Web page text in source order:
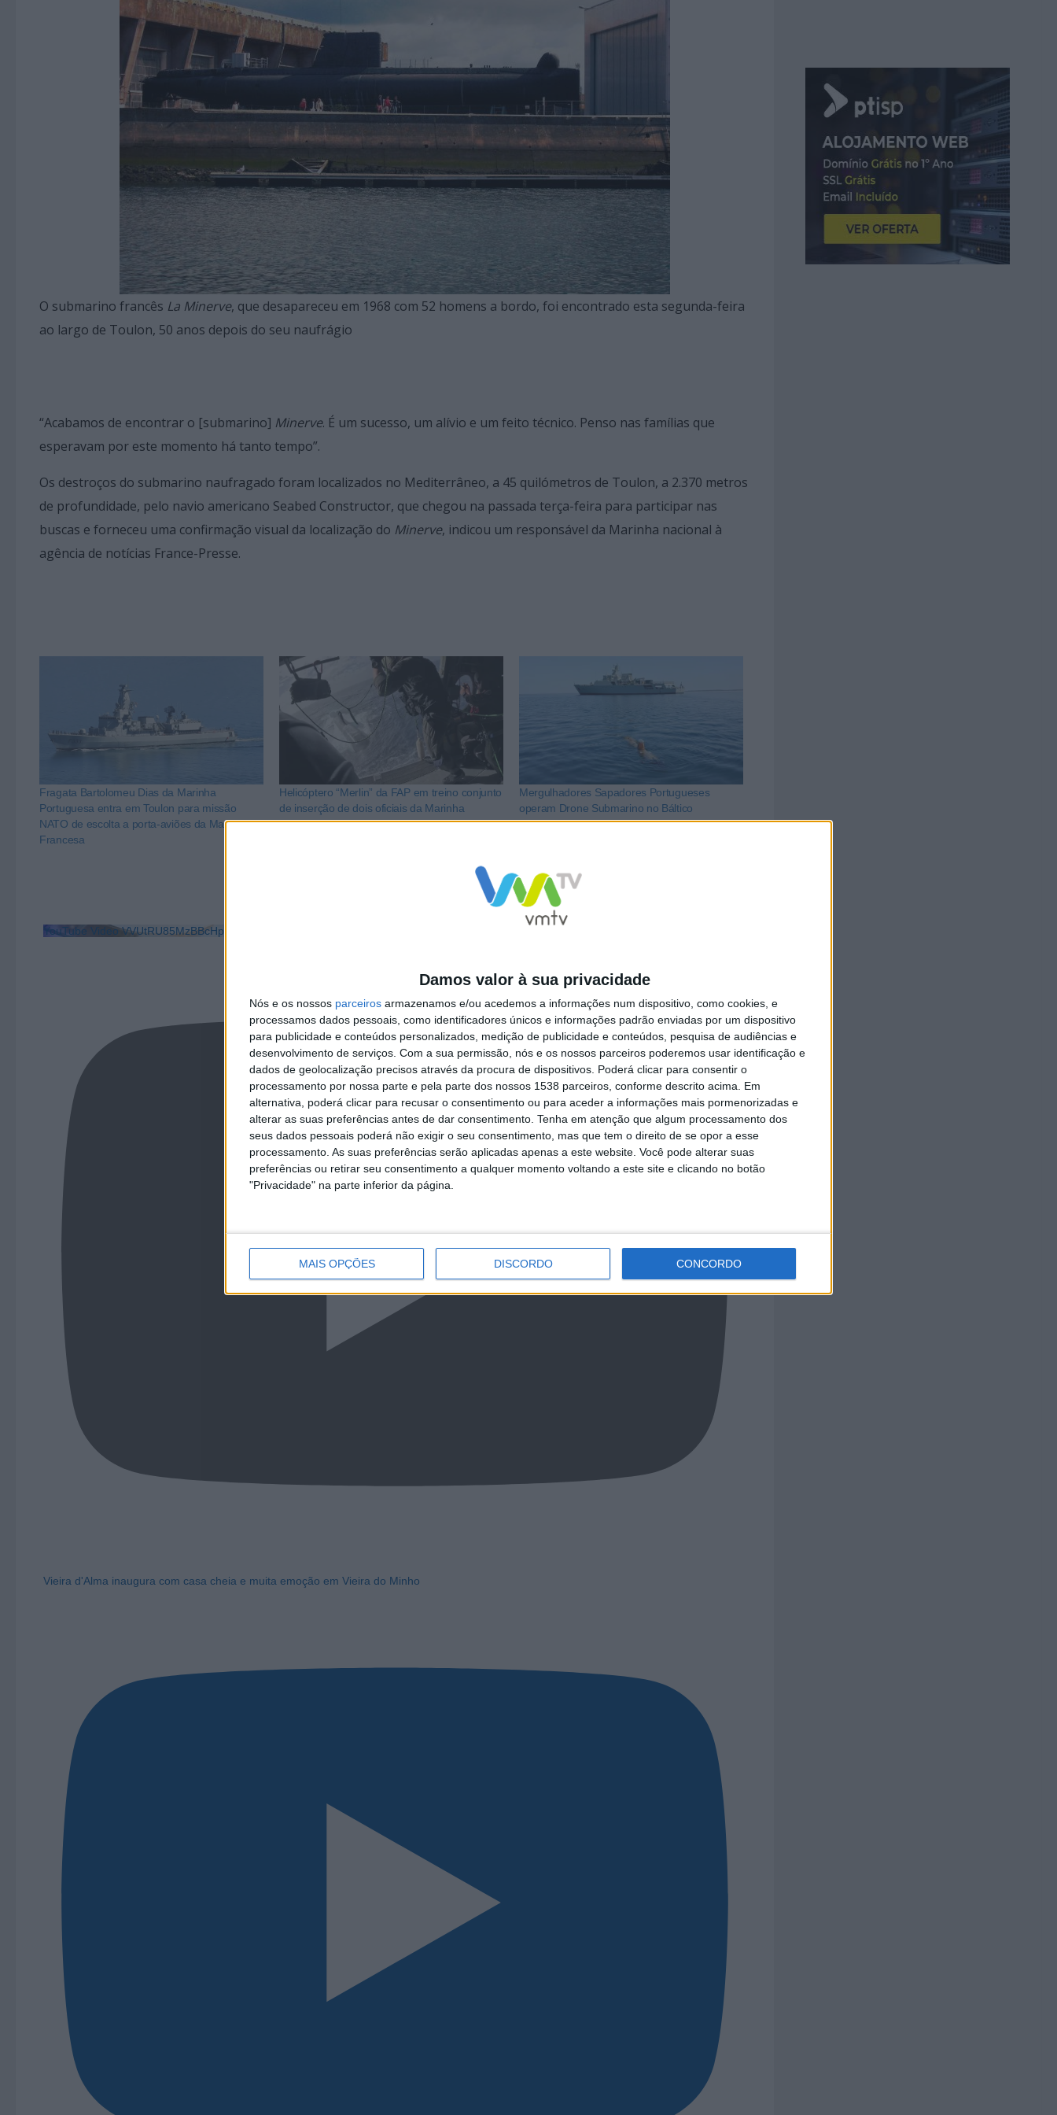
Damos valor à sua privacidade
Nós e os nossos parceiros armazenamos e/ou acedemos a informações num dispositivo, como cookies, e
processamos dados pessoais, como identificadores únicos e informações padrão enviadas por um dispositivo
para publicidade e conteúdos personalizados, medição de publicidade e conteúdos, pesquisa de audiências e
desenvolvimento de serviços. Com a sua permissão, nós e os nossos parceiros poderemos usar identificação e
dados de geolocalização precisos através da procura de dispositivos. Poderá clicar para consentir o
processamento por nossa parte e pela parte dos nossos 1538 parceiros, conforme descrito acima. Em
alternativa, poderá clicar para recusar o consentimento ou para aceder a informações mais pormenorizadas e
alterar as suas preferências antes de dar consentimento. Tenha em atenção que algum processamento dos
seus dados pessoais poderá não exigir o seu consentimento, mas que tem o direito de se opor a esse
processamento. As suas preferências serão aplicadas apenas a este website. Você pode alterar suas
preferências ou retirar seu consentimento a qualquer momento voltando a este site e clicando no botão
"Privacidade" na parte inferior da página.
MAIS OPÇÕES DISCORDO CONCORDO
O submarino francês La Minerve, que desapareceu em 1968 com 52 homens a bordo, foi encontrado esta segunda-feira
ao largo de Toulon, 50 anos depois do seu naufrágio
“Acabamos de encontrar o [submarino] Minerve. É um sucesso, um alívio e um feito técnico. Penso nas famílias que
esperavam por este momento há tanto tempo”.
Os destroços do submarino naufragado foram localizados no Mediterrâneo, a 45 quilómetros de Toulon, a 2.370 metros
de profundidade, pelo navio americano Seabed Constructor, que chegou na passada terça-feira para participar nas
buscas e forneceu uma confirmação visual da localização do Minerve, indicou um responsável da Marinha nacional à
agência de notícias France-Presse.
Fragata Bartolomeu Dias da Marinha
Portuguesa entra em Toulon para missão
NATO de escolta a porta-aviões da Marinha
Francesa
Helicóptero “Merlin” da FAP em treino conjunto
de inserção de dois oficiais da Marinha
Francesa no submarino “Le Tourville”
Mergulhadores Sapadores Portugueses
operam Drone Submarino no Báltico
YouTube Video VVUtRU85MzBBcHpOcU5BUnpKX0wyV1ZBLkR5TmFiVWVZZDhv
Vieira d'Alma inaugura com casa cheia e muita emoção em Vieira do Minho